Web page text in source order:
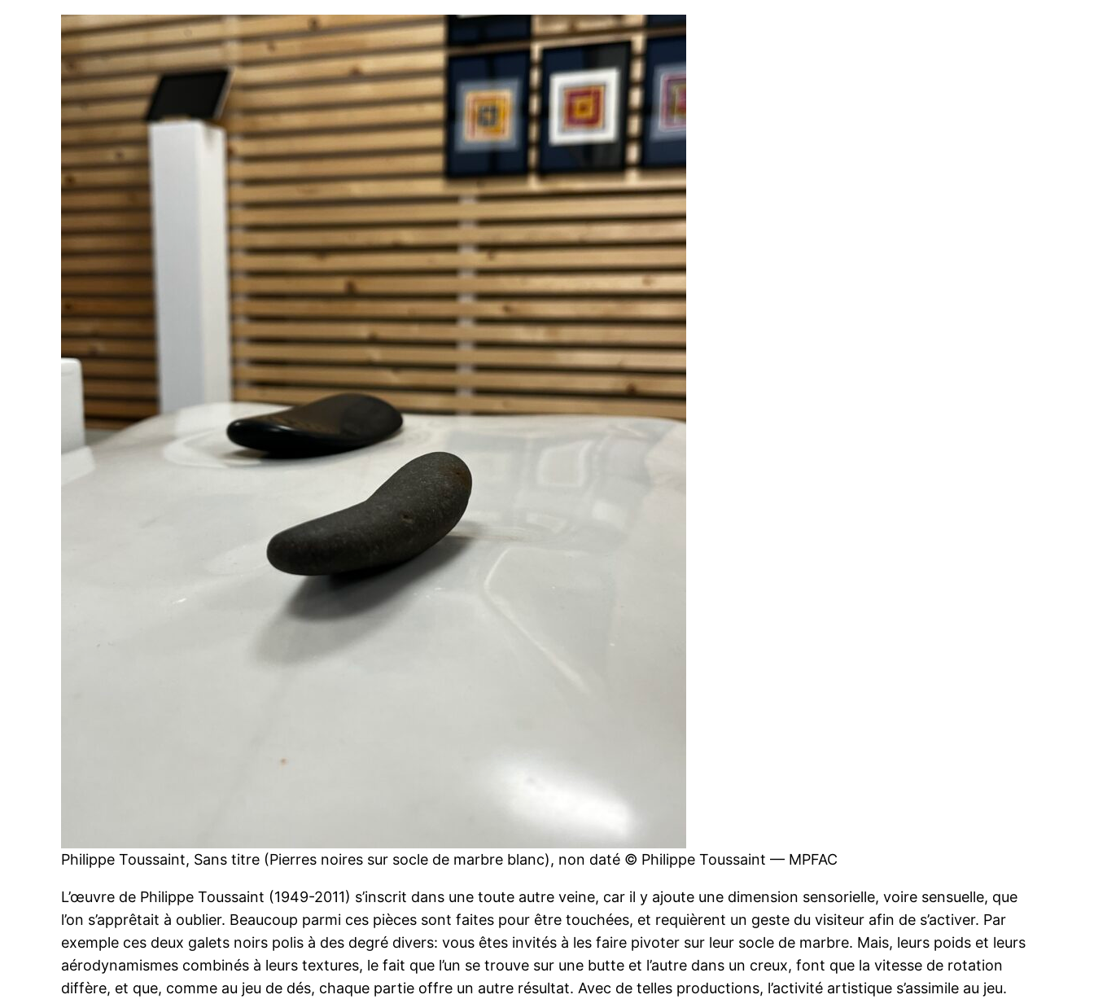
Philippe Toussaint, Sans titre (Pierres noires sur socle de marbre blanc), non daté © Philippe Toussaint — MPFAC
L’œuvre de Philippe Toussaint (1949-2011) s’inscrit dans une toute autre veine, car il y ajoute une dimension sensorielle, voire sensuelle, que
l’on s’apprêtait à oublier. Beaucoup parmi ces pièces sont faites pour être touchées, et requièrent un geste du visiteur afin de s’activer. Par
exemple ces deux galets noirs polis à des degré divers: vous êtes invités à les faire pivoter sur leur socle de marbre. Mais, leurs poids et leurs
aérodynamismes combinés à leurs textures, le fait que l’un se trouve sur une butte et l’autre dans un creux, font que la vitesse de rotation
diffère, et que, comme au jeu de dés, chaque partie offre un autre résultat. Avec de telles productions, l’activité artistique s’assimile au jeu.